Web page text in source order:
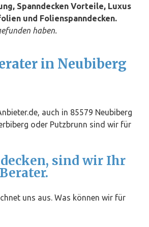
Spanndecken Vorteile, Luxus
und Folienspanndecken.
haben.
in Neubiberg
auch in 85579 Neubiberg
oder Putzbrunn sind wir für
sind wir Ihr
uns aus. Was können wir für